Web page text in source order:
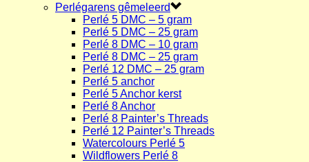
Perlégarens gêmeleerd
Perlé 5 DMC – 5 gram
Perlé 5 DMC – 25 gram
Perlé 8 DMC – 10 gram
Perlé 8 DMC – 25 gram
Perlé 12 DMC – 25 gram
Perlé 5 anchor
Perlé 5 Anchor kerst
Perlé 8 Anchor
Perlé 8 Painter’s Threads
Perlé 12 Painter’s Threads
Watercolours Perlé 5
Wildflowers Perlé 8